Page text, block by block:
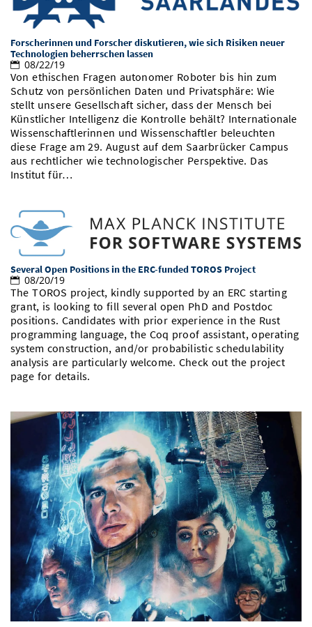
Vom Studium in den Beruf
Study Scheduler
Bibliothek
Open Science/Open Access
Start-ups
IT-Themenabend
Ranking
Zahlen & Fakten
Preise, Auszeichnungen und Förderungen
Kontakt
SIC Merchandise
SIC Podcast
AnsprechpartnerInnen, Personen, Forschungsgruppen
Termine, Vorträge und Veranstaltungen
Alumni
Forscherinnen und Forscher diskutieren, wie sich Risiken neuer
Technologien beherrschen lassen
08/22/19
Von ethischen Fragen autonomer Roboter bis hin zum
Schutz von persönlichen Daten und Privatsphäre: Wie
stellt unsere Gesellschaft sicher, dass der Mensch bei
Künstlicher Intelligenz die Kontrolle behält? Internationale
Wissenschaftlerinnen und Wissenschaftler beleuchten
diese Frage am 29. August auf dem Saarbrücker Campus
aus rechtlicher wie technologischer Perspektive. Das
Institut für…
Several Open Positions in the ERC-funded TOROS Project
08/20/19
The TOROS project, kindly supported by an ERC starting
grant, is looking to fill several open PhD and Postdoc
positions. Candidates with prior experience in the Rust
programming language, the Coq proof assistant, operating
system construction, and/or probabilistic schedulability
analysis are particularly welcome. Check out the project
page for details.